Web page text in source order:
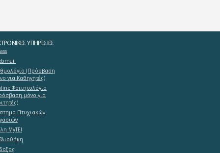
ΥΠΗΡΕΣΊΕΣ
(Πρόσβαση
για Καθηγητές)
Φοιτητολόγιο
μόνο για
Πτυχιακών
MyTEI